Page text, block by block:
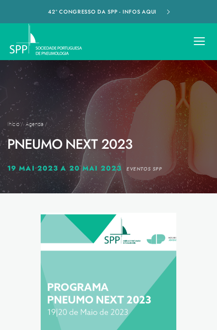
42º CONGRESSO DA SPP - INFOS AQUI
Início/ Agenda /
PNEUMO NEXT 2023
19 MAI 2023 A 20 MAI 2023 EVENTOS SPP